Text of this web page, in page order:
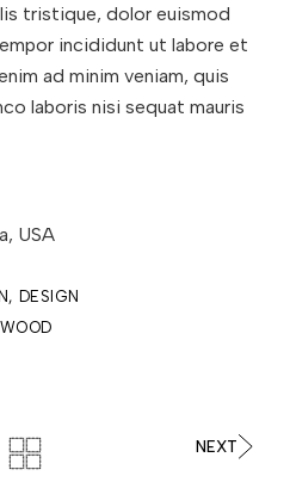
USA
DESIGN
tristique, dolor euismod
incididunt ut labore et
ad minim veniam, quis
laboris nisi sequat mauris
NEXT